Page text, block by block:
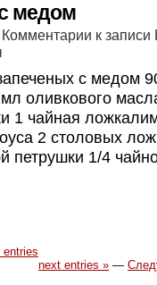
медом
Комментарии к записи
с медом
оливкового
1 чайная
2 столовых
петрушки 1/4
entries
next entries » —